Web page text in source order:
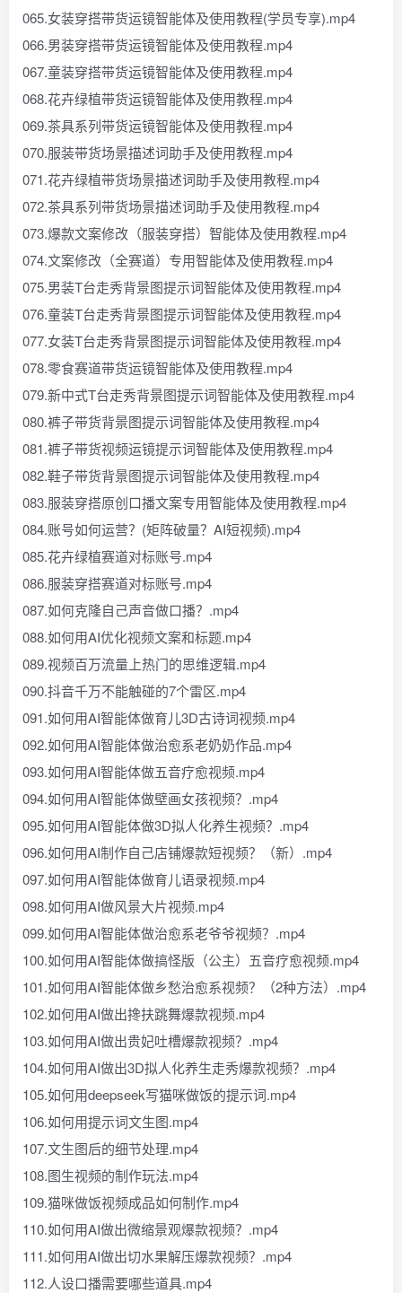
065.女装穿搭带货运镜智能体及使用教程(学员专享).mp4
066.男装穿搭带货运镜智能体及使用教程.mp4
067.童装穿搭带货运镜智能体及使用教程.mp4
068.花卉绿植带货运镜智能体及使用教程.mp4
069.茶具系列带货运镜智能体及使用教程.mp4
070.服装带货场景描述词助手及使用教程.mp4
071.花卉绿植带货场景描述词助手及使用教程.mp4
072.茶具系列带货场景描述词助手及使用教程.mp4
073.爆款文案修改（服装穿搭）智能体及使用教程.mp4
074.文案修改（全赛道）专用智能体及使用教程.mp4
075.男装T台走秀背景图提示词智能体及使用教程.mp4
076.童装T台走秀背景图提示词智能体及使用教程.mp4
077.女装T台走秀背景图提示词智能体及使用教程.mp4
078.零食赛道带货运镜智能体及使用教程.mp4
079.新中式T台走秀背景图提示词智能体及使用教程.mp4
080.裤子带货背景图提示词智能体及使用教程.mp4
081.裤子带货视频运镜提示词智能体及使用教程.mp4
082.鞋子带货背景图提示词智能体及使用教程.mp4
083.服装穿搭原创口播文案专用智能体及使用教程.mp4
084.账号如何运营？(矩阵破量？AI短视频).mp4
085.花卉绿植赛道对标账号.mp4
086.服装穿搭赛道对标账号.mp4
087.如何克隆自己声音做口播？.mp4
088.如何用AI优化视频文案和标题.mp4
089.视频百万流量上热门的思维逻辑.mp4
090.抖音千万不能触碰的7个雷区.mp4
091.如何用AI智能体做育儿3D古诗词视频.mp4
092.如何用AI智能体做治愈系老奶奶作品.mp4
093.如何用AI智能体做五音疗愈视频.mp4
094.如何用AI智能体做壁画女孩视频？.mp4
095.如何用AI智能体做3D拟人化养生视频？.mp4
096.如何用AI制作自己店铺爆款短视频？（新）.mp4
097.如何用AI智能体做育儿语录视频.mp4
098.如何用AI做风景大片视频.mp4
099.如何用AI智能体做治愈系老爷爷视频？.mp4
100.如何用AI智能体做搞怪版（公主）五音疗愈视频.mp4
101.如何用AI智能体做乡愁治愈系视频？（2种方法）.mp4
102.如何用AI做出搀扶跳舞爆款视频.mp4
103.如何用AI做出贵妃吐槽爆款视频？.mp4
104.如何用AI做出3D拟人化养生走秀爆款视频？.mp4
105.如何用deepseek写猫咪做饭的提示词.mp4
106.如何用提示词文生图.mp4
107.文生图后的细节处理.mp4
108.图生视频的制作玩法.mp4
109.猫咪做饭视频成品如何制作.mp4
110.如何用AI做出微缩景观爆款视频？.mp4
111.如何用AI做出切水果解压爆款视频？.mp4
112.人设口播需要哪些道具.mp4